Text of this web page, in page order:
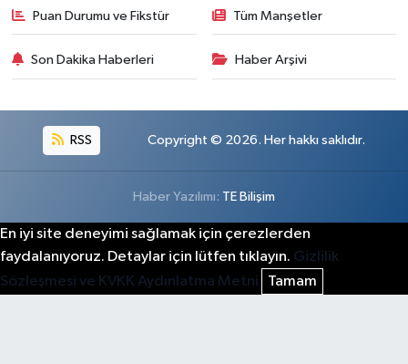
Puan Durumu ve Fikstür Tüm Manşetler
Son Dakika Haberleri Haber Arşivi
RSS Copyright © 2026. Her hakkı saklıdır.
Haber Yazılımı: TE Bilişim
En iyi site deneyimi sağlamak için çerezlerden
faydalanıyoruz. Detaylar için lütfen tıklayın. Gizlilik
Sözleşmesi ve KVKK Aydınlatma Metni
Tamam